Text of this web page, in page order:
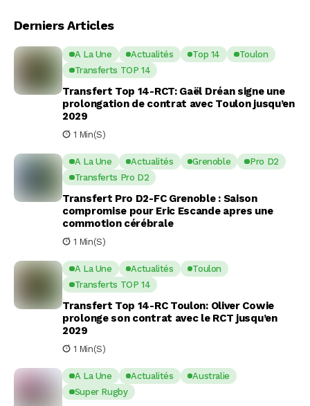
Derniers Articles
A La Une Actualités Top 14
Toulon
Transferts TOP 14
Transfert Top 14-RCT: Gaël Dréan signe une
prolongation de contrat avec Toulon jusqu’en
2029
1 Min(s)
A La Une Actualités Grenoble
Pro D2
Transferts Pro D2
Transfert Pro D2-FC Grenoble : Saison
compromise pour Eric Escande apres une
commotion cérébrale
1 Min(s)
A La Une Actualités
Toulon
Transferts TOP 14
Transfert Top 14-RC Toulon: Oliver Cowie
prolonge son contrat avec le RCT jusqu’en
2029
1 Min(s)
A La Une Actualités
Australie
Super Rugby